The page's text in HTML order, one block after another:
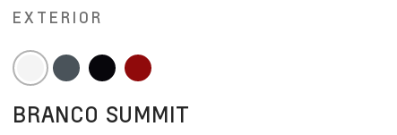
EXTERIOR
BRANCO SUMMIT